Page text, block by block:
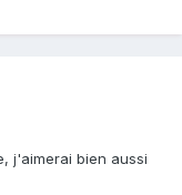
j'aimerai bien aussi